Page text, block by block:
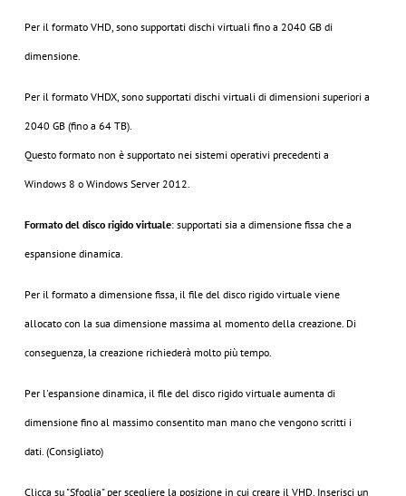
Per il formato VHD, sono supportati dischi virtuali fino a 2040 GB di
dimensione.
Per il formato VHDX, sono supportati dischi virtuali di dimensioni superiori a
2040 GB (fino a 64 TB).
Questo formato non è supportato nei sistemi operativi precedenti a
Windows 8 o Windows Server 2012.
Formato del disco rigido virtuale: supportati sia a dimensione fissa che a
espansione dinamica.
Per il formato a dimensione fissa, il file del disco rigido virtuale viene
allocato con la sua dimensione massima al momento della creazione. Di
conseguenza, la creazione richiederà molto più tempo.
Per l'espansione dinamica, il file del disco rigido virtuale aumenta di
dimensione fino al massimo consentito man mano che vengono scritti i
dati. (Consigliato)
Clicca su "Sfoglia" per scegliere la posizione in cui creare il VHD. Inserisci un